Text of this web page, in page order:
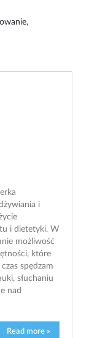
i
i dietetyki. W
możliwość
które
spędzam
słuchaniu
nad
Read more »